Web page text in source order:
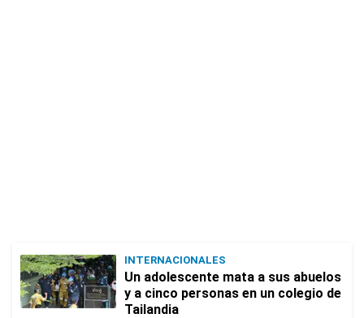
INTERNACIONALES
Un adolescente mata a sus abuelos
y a cinco personas en un colegio de
Tailandia